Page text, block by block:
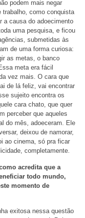
podem mais negar
trabalho, como conquista
a causa do adoecimento
uma pesquisa, e ficou
submetidas às
de uma forma curiosa:
as metas, o banco
meta era fácil
vez mais. O cara que
de lá feliz, vai encontrar
sujeito encontra os
cara chato, que quer
perceber que aqueles
do mês, adoeceram. Ele
deixou de namorar,
ao cinema, só pra ficar
completamente.
acredita que a
todo mundo,
momento de
exitosa nessa questão